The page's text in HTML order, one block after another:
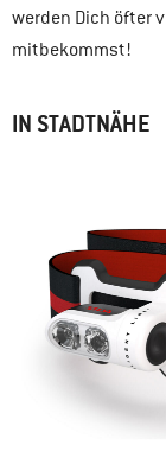
werden Dich öfter
mitbekommst!
IN STADTNÄHE